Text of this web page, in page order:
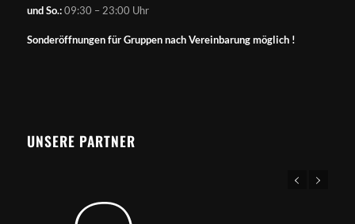
und So.:09:30 – 23:00 Uhr
Sonderöffnungen für Gruppen nach Vereinbarung möglich !
UNSERE PARTNER